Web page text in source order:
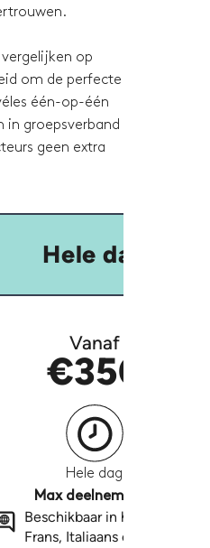
op
om de perfecte
één-op-één
in groepsverband
geen extra
Hele dag
Vanaf
€350
Hele dag
Max deelnemers 6
Beschikbaar in het Engels,
Frans, Italiaans en Duits